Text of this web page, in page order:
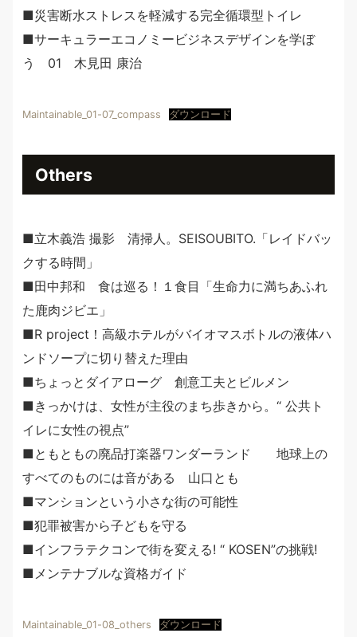
■災害断水ストレスを軽減する完全循環型トイレ
■サーキュラーエコノミービジネスデザインを学ぼ
う 01 木見田 康治
Maintainable_01-07_compass ダウンロード
Others
■立木義浩 撮影 清掃人。SEISOUBITO.「レイドバッ
クする時間」
■田中邦和 食は巡る！１食目「生命力に満ちあふれ
た鹿肉ジビエ」
■R project！高級ホテルがバイオマスボトルの液体ハ
ンドソープに切り替えた理由
■ちょっとダイアローグ 創意工夫とビルメン
■きっかけは、女性が主役のまち歩きから。“ 公共ト
イレに女性の視点”
■ともともの廃品打楽器ワンダーランド 地球上の
すべてのものには音がある 山口とも
■マンションという小さな街の可能性
■犯罪被害から子どもを守る
■インフラテクコンで街を変える! “ KOSEN”の挑戦!
■メンテナブルな資格ガイド
Maintainable_01-08_others ダウンロード